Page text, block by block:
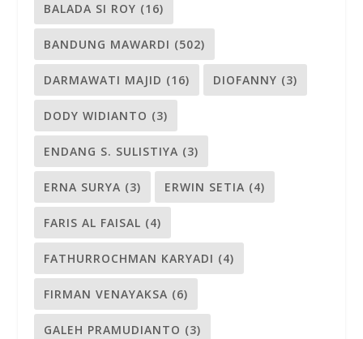
BALADA SI ROY (16)
BANDUNG MAWARDI (502)
DARMAWATI MAJID (16) DIOFANNY (3)
DODY WIDIANTO (3)
ENDANG S. SULISTIYA (3)
ERNA SURYA (3) ERWIN SETIA (4)
FARIS AL FAISAL (4)
FATHURROCHMAN KARYADI (4)
FIRMAN VENAYAKSA (6)
GALEH PRAMUDIANTO (3)